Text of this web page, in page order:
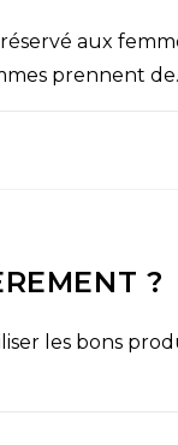
aux
prennent
?
les bons